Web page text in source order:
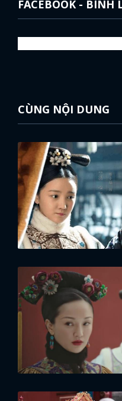
FACEBOOK - BÌNH
CÙNG NỘI DUNG